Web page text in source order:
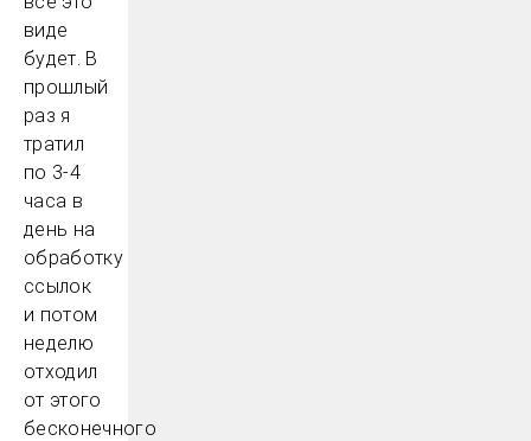
виде
будет. В
прошлый
раз я
тратил
по 3-4
часа в
день на
обработку
ссылок
и потом
неделю
отходил
от этого
бесконечного